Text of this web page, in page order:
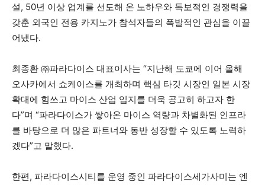
설, 50년 이상 업계를 선도해 온 노하우와 독보적인 경쟁력을
갖춘 외국인 전용 카지노가 참석자들의 폭발적인 관심을 이끌
어냈다.
최종환 ㈜파라다이스 대표이사는 “지난해 도쿄에 이어 올해
오사카에서 쇼케이스를 개최하며 핵심 타깃 시장인 일본 시장
확대에 힘쓰고 마이스 산업 입지를 더욱 공고히 하고자 한
다”며 “파라다이스가 쌓아온 마이스 역량과 차별화된 인프라
를 바탕으로 더 많은 파트너와 동반 성장할 수 있도록 노력하
겠다”고 말했다.
한편, 파라다이스시티를 운영 중인 파라다이스세가사미는 엔